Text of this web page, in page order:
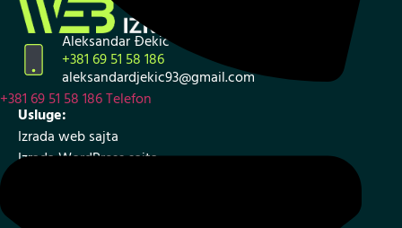
Aleksandar Đekić
+381 69 51 58 186
aleksandardjekic93@gmail.com
Usluge:
Izrada web sajta
Izrada WordPress sajta
+381 69 51 58 186Telefon